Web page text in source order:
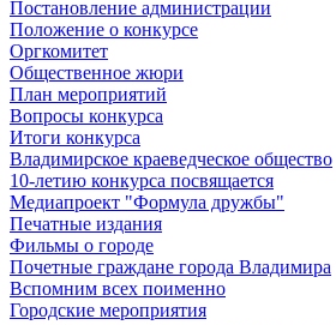
Постановление администрации
Положение о конкурсе
Оргкомитет
Общественное жюри
План мероприятий
Вопросы конкурса
Итоги конкурса
Владимирское краеведческое общество
10-летию конкурса посвящается
Медиапроект "Формула дружбы"
Печатные издания
Фильмы о городе
Почетные граждане города Владимира
Вспомним всех поименно
Городские мероприятия